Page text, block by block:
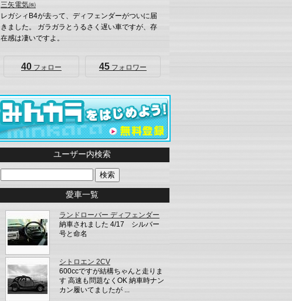
三矢電気㈱
レガシィB4が去って、ディフェンダーがついに届
きました。 ガラガラとうるさく遅い車ですが、存
在感は凄いですよ。
40 フォロー 45 フォロワー
ユーザー内検索
愛車一覧
ランドローバー ディフェンダー
納車されました 4/17 シルバー
号と命名
シトロエン 2CV
600ccですが結構ちゃんと走りま
す 高速も問題なくOK 納車時ナン
カン履いてましたが ...